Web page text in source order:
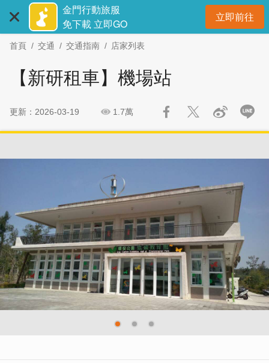
主
金門行動旅服
免下載 立即GO
立即前往開
首頁 交通 交通指南 店家列表
【新研租車】機場站
更新：2026-03-19 1.7萬
社